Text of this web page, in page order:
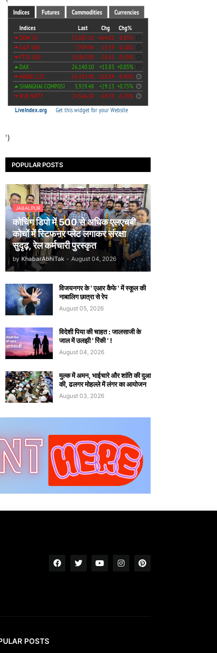
')
POPULAR POSTS
JABALPUR
कोचिंग डिपो में 500 से अधिक एलएचबी
कोचों में स्टिफऩर प्लेट लगाकर संरक्षा
सुदृढ़, रेल कर्मचारी पुरस्कृत
by KhabarAbhiTak - August 04, 2026
विजयनगर के ' एआर कैफे ' में स्कूल की
नाबालिग छात्रा से रेप
August 05, 2026
विदेशी पिया की चाहत : जालसाजी के
जाल में उलझी ' रिंकी ' !
August 04, 2026
मुल्क में अमन, भाईचारे और शांति की दुआ
की, ढलगर मोहल्ले में लंगर का आयोजन
August 03, 2026
POSTS